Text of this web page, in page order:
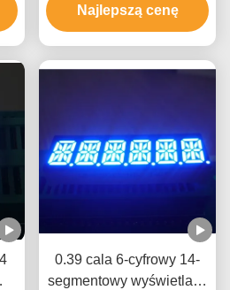
Najlepszą cenę
0.39 cala 6-cyfrowy 14-
segmentowy wyświetlacz